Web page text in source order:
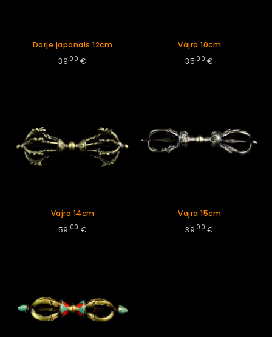
Dorje japonais 12cm
39.00 €
Vajra 10cm
35.00 €
Vajra 14cm
59.00 €
Vajra 15cm
39.00 €